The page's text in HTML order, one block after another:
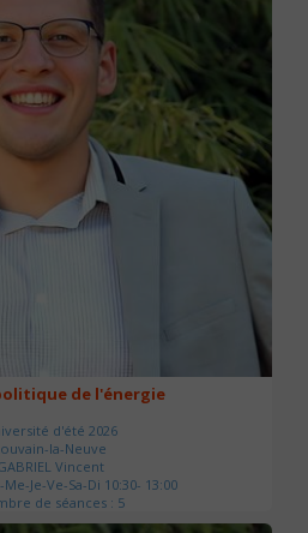
de l'énergie
d'été 2026
la-Neuve
Vincent
Je-Ve-Sa-Di 10:30- 13:00
de séances : 5
120 €